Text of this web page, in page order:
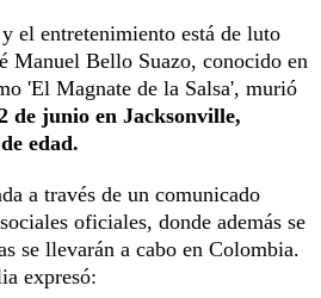
el entretenimiento está de luto
Manuel Bello Suazo, conocido en
'El Magnate de la Salsa', murió
de junio en Jacksonville,
edad.
a través de un comunicado
oficiales, donde además se
se llevarán a cabo en Colombia.
expresó: